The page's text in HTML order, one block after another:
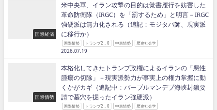
国際経済
米中央軍、イラン攻撃の目的は覚書履行を妨害した
革命防衛隊（IRGC）を「罰するため」と明言－IRGC
強硬派は無力化される（追記：モジタバ師、現実派
に移行か）
国際情勢 トランプ2．0 中東情勢 歴史社会学
2026.07.19
国際情勢
本格化してきたトランプ政権によるイランの「悪性
腫瘍の切除」－現実派勢力が事実上の権力掌握に動
くかがカギ（追記中：バーブルマンデブ海峡封鎖要
請で墓穴を掘ったイラン強硬派）
国際情勢 トランプ2．0 中東情勢 歴史社会学